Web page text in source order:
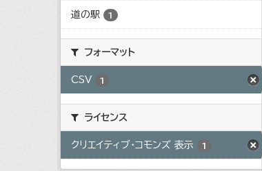
道の駅 1
フォーマット
CSV 1
ライセンス
クリエイティブ・コモンズ 表示 1